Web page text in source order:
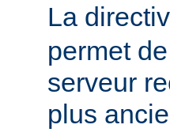
La
permet
serveur
plus